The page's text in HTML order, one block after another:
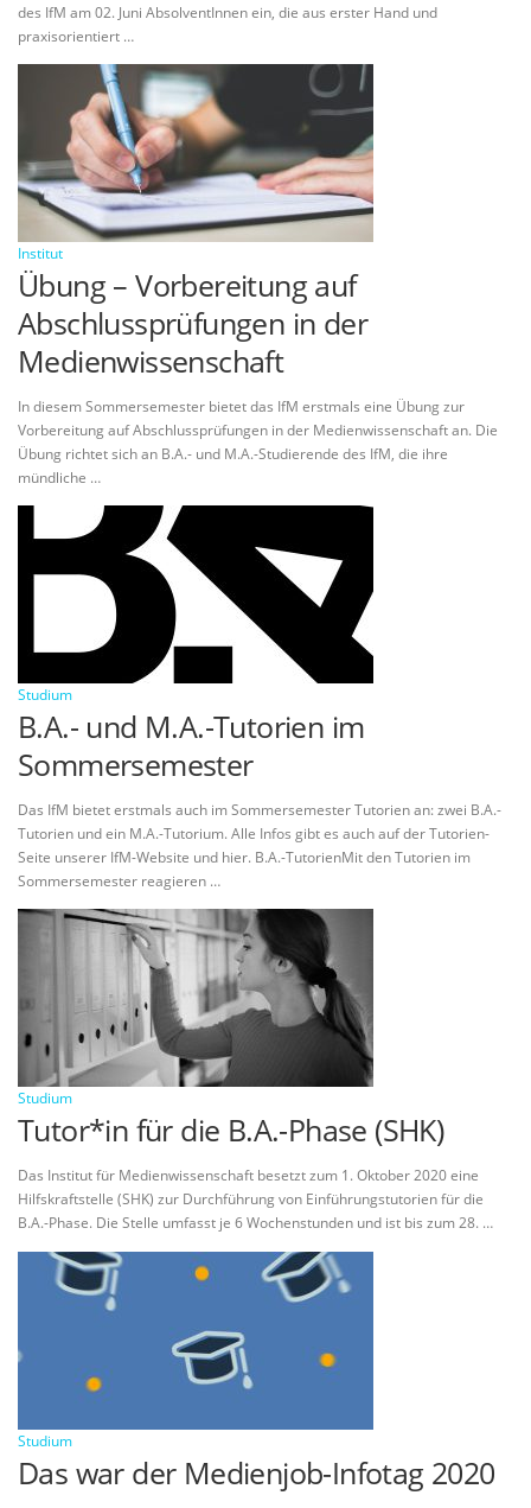
des IfM am 02. Juni AbsolventInnen ein, die aus erster Hand und
praxisorientiert …
Institut
Übung – Vorbereitung auf
Abschlussprüfungen in der
Medienwissenschaft
In diesem Sommersemester bietet das IfM erstmals eine Übung zur
Vorbereitung auf Abschlussprüfungen in der Medienwissenschaft an. Die
Übung richtet sich an B.A.- und M.A.-Studierende des IfM, die ihre
mündliche …
Studium
B.A.- und M.A.-Tutorien im
Sommersemester
Das IfM bietet erstmals auch im Sommersemester Tutorien an: zwei B.A.-
Tutorien und ein M.A.-Tutorium. Alle Infos gibt es auch auf der Tutorien-
Seite unserer IfM-Website und hier. B.A.-TutorienMit den Tutorien im
Sommersemester reagieren …
Studium
Tutor*in für die B.A.-Phase (SHK)
Das Institut für Medienwissenschaft besetzt zum 1. Oktober 2020 eine
Hilfskraftstelle (SHK) zur Durchführung von Einführungstutorien für die
B.A.-Phase. Die Stelle umfasst je 6 Wochenstunden und ist bis zum 28. …
Studium
Das war der Medienjob-Infotag 2020